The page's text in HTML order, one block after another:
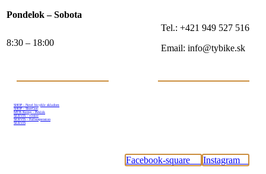
Pondelok – Sobota
8:30 – 18:00
Tel.: +421 949 527 516
Email: info@tybike.sk
SHOP - Nové bicykle skladom
SHOP - ShotGun
MTB Kemp - Peklák
SERVIS - Tester
SERVIS - Fullsuspension
SERVIS
Facebook-square Instagram